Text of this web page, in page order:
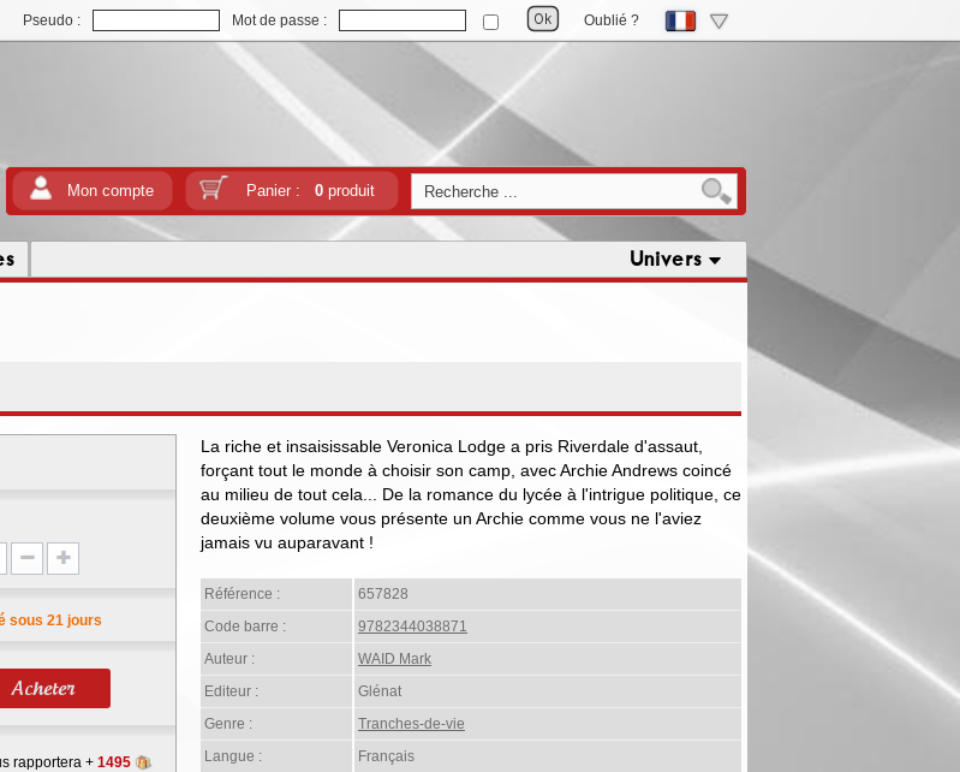
Pseudo : Mot de passe : Oublié ?
Mon compte Panier : 0produit
Univers
sous 21 jours
rapportera + 1495
La riche et insaisissable Veronica Lodge a pris Riverdale d'assaut,
forçant tout le monde à choisir son camp, avec Archie Andrews coincé
au milieu de tout cela... De la romance du lycée à l'intrigue politique, ce
deuxième volume vous présente un Archie comme vous ne l'aviez
jamais vu auparavant !
Référence :
657828
Code barre :
9782344038871
Auteur :
WAID Mark
Editeur :
Glénat
Genre :
Tranches-de-vie
Langue :
Français